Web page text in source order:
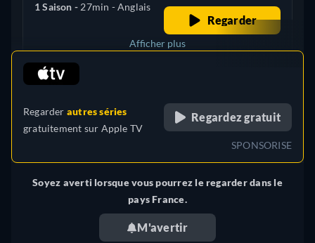
1 Saison - 27min - Anglais
Regarder
Royaume-Uni
Afficher plus
Regarder autres séries
gratuitement sur Apple TV
Regardez gratuit
SPONSORISE
Soyez averti lorsque vous pourrez le regarder dans le
pays France.
M'avertir